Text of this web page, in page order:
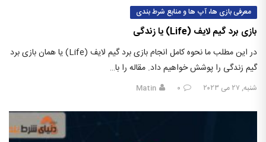
معرفی بازی ها، آپ ها و منابع شرط بندی
بازی برد گیم لایف (Life) یا زندگی
در این مطلب ما نحوه کامل انجام بازی برد گیم لایف (Life) یا همان بازی برد
گیم زندگی را پوشش خواهیم داد. مقاله را با…
شنبه, ۲۷ می ۲۰۲۳ ۰ Matin